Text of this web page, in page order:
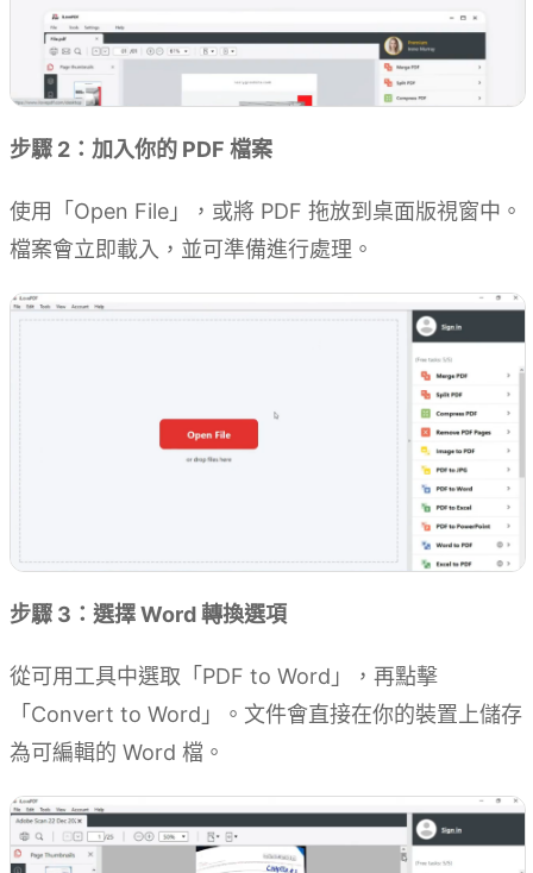
步驟 2：加入你的 PDF 檔案
使用「Open File」，或將 PDF 拖放到桌面版視窗中。
檔案會立即載入，並可準備進行處理。
步驟 3：選擇 Word 轉換選項
從可用工具中選取「PDF to Word」，再點擊
「Convert to Word」。文件會直接在你的裝置上儲存
為可編輯的 Word 檔。